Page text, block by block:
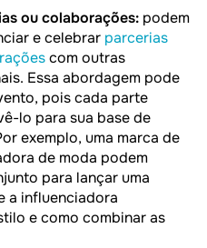
ou colaborações: podem
e celebrar parcerias
com outras
Essa abordagem pode
pois cada parte
lo para sua base de
exemplo, uma marca de
de moda podem
para lançar uma
a influenciadora
e como combinar as